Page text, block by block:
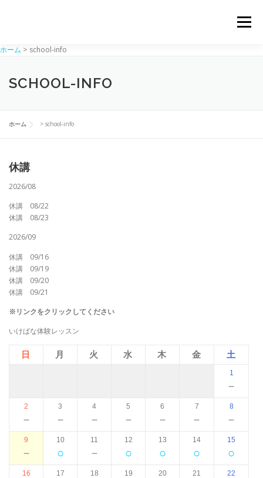
ツ
メニュー
ホーム > school-info
SCHOOL-INFO
ホーム > school-info
休講
2026/08
休講 08/22
休講 08/23
2026/09
休講 09/16
休講 09/19
休講 09/20
休講 09/21
※リンクをクリックしてください
いけばな体験レッスン
日 月 火 水 木 金 土
1
－
2
－
3
－
4
－
5
－
6
－
7
－
8
－
9
－
10
○
11
－
12
○
13
○
14
○
15
○
16 17 18 19 20 21 22